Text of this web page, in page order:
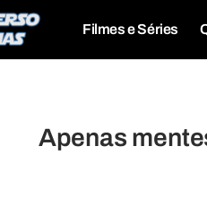
Filmes e Séries
Apenas